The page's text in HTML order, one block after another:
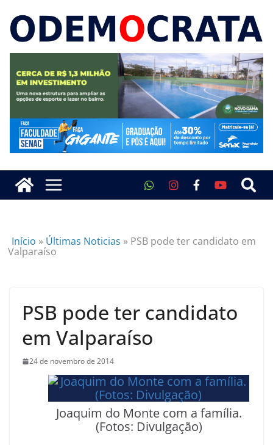
Início » Últimas Noticias » PSB pode ter candidato em
Valparaíso
PSB pode ter candidato
em Valparaíso
24 de novembro de 2014
Joaquim do Monte com a família.
(Fotos: Divulgação)